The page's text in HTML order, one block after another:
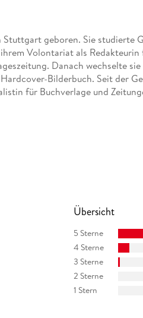
geboren. Sie studierte
Volontariat als Redakteurin
Danach wechselte
Bilderbuch. Seit der
für Buchverlage und
Übersicht
5 Sterne
4 Sterne
3 Sterne
2 Sterne
1 Stern